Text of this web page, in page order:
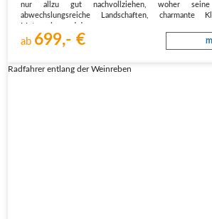
nur allzu gut nachvollziehen, woher seine
abwechslungsreiche Landschaften, charmante
ab 699,- €
Radfahrer entlang der Weinreben